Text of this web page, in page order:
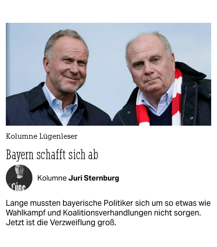
Kolumne Lügenleser
Bayern schafft sich ab
KolumneJuri Sternburg
Lange mussten bayerische Politiker sich um so etwas wie
Wahlkampf und Koalitionsverhandlungen nicht sorgen.
Jetzt ist die Verzweiflung groß.